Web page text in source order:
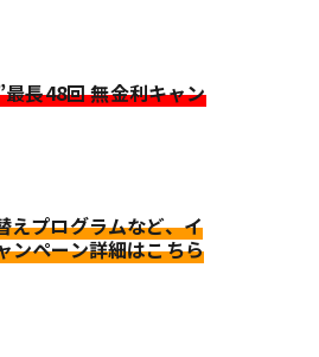
長48回 無金利キャン
えプログラムなど、イ
ンペーン詳細はこちら